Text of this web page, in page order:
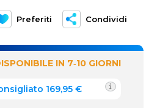
Preferiti Condividi
IN 7‑10 GIORNI
169,95 €